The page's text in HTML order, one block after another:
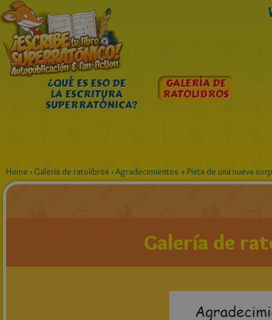
¿QUÉ ES ESO DE
LA ESCRITURA
SUPERRATÓNICA?
GALERÍA DE
RATOLIBROS
Home › Galería de ratolibros ›Agradecimientos + Pista de una nueva
Galería de